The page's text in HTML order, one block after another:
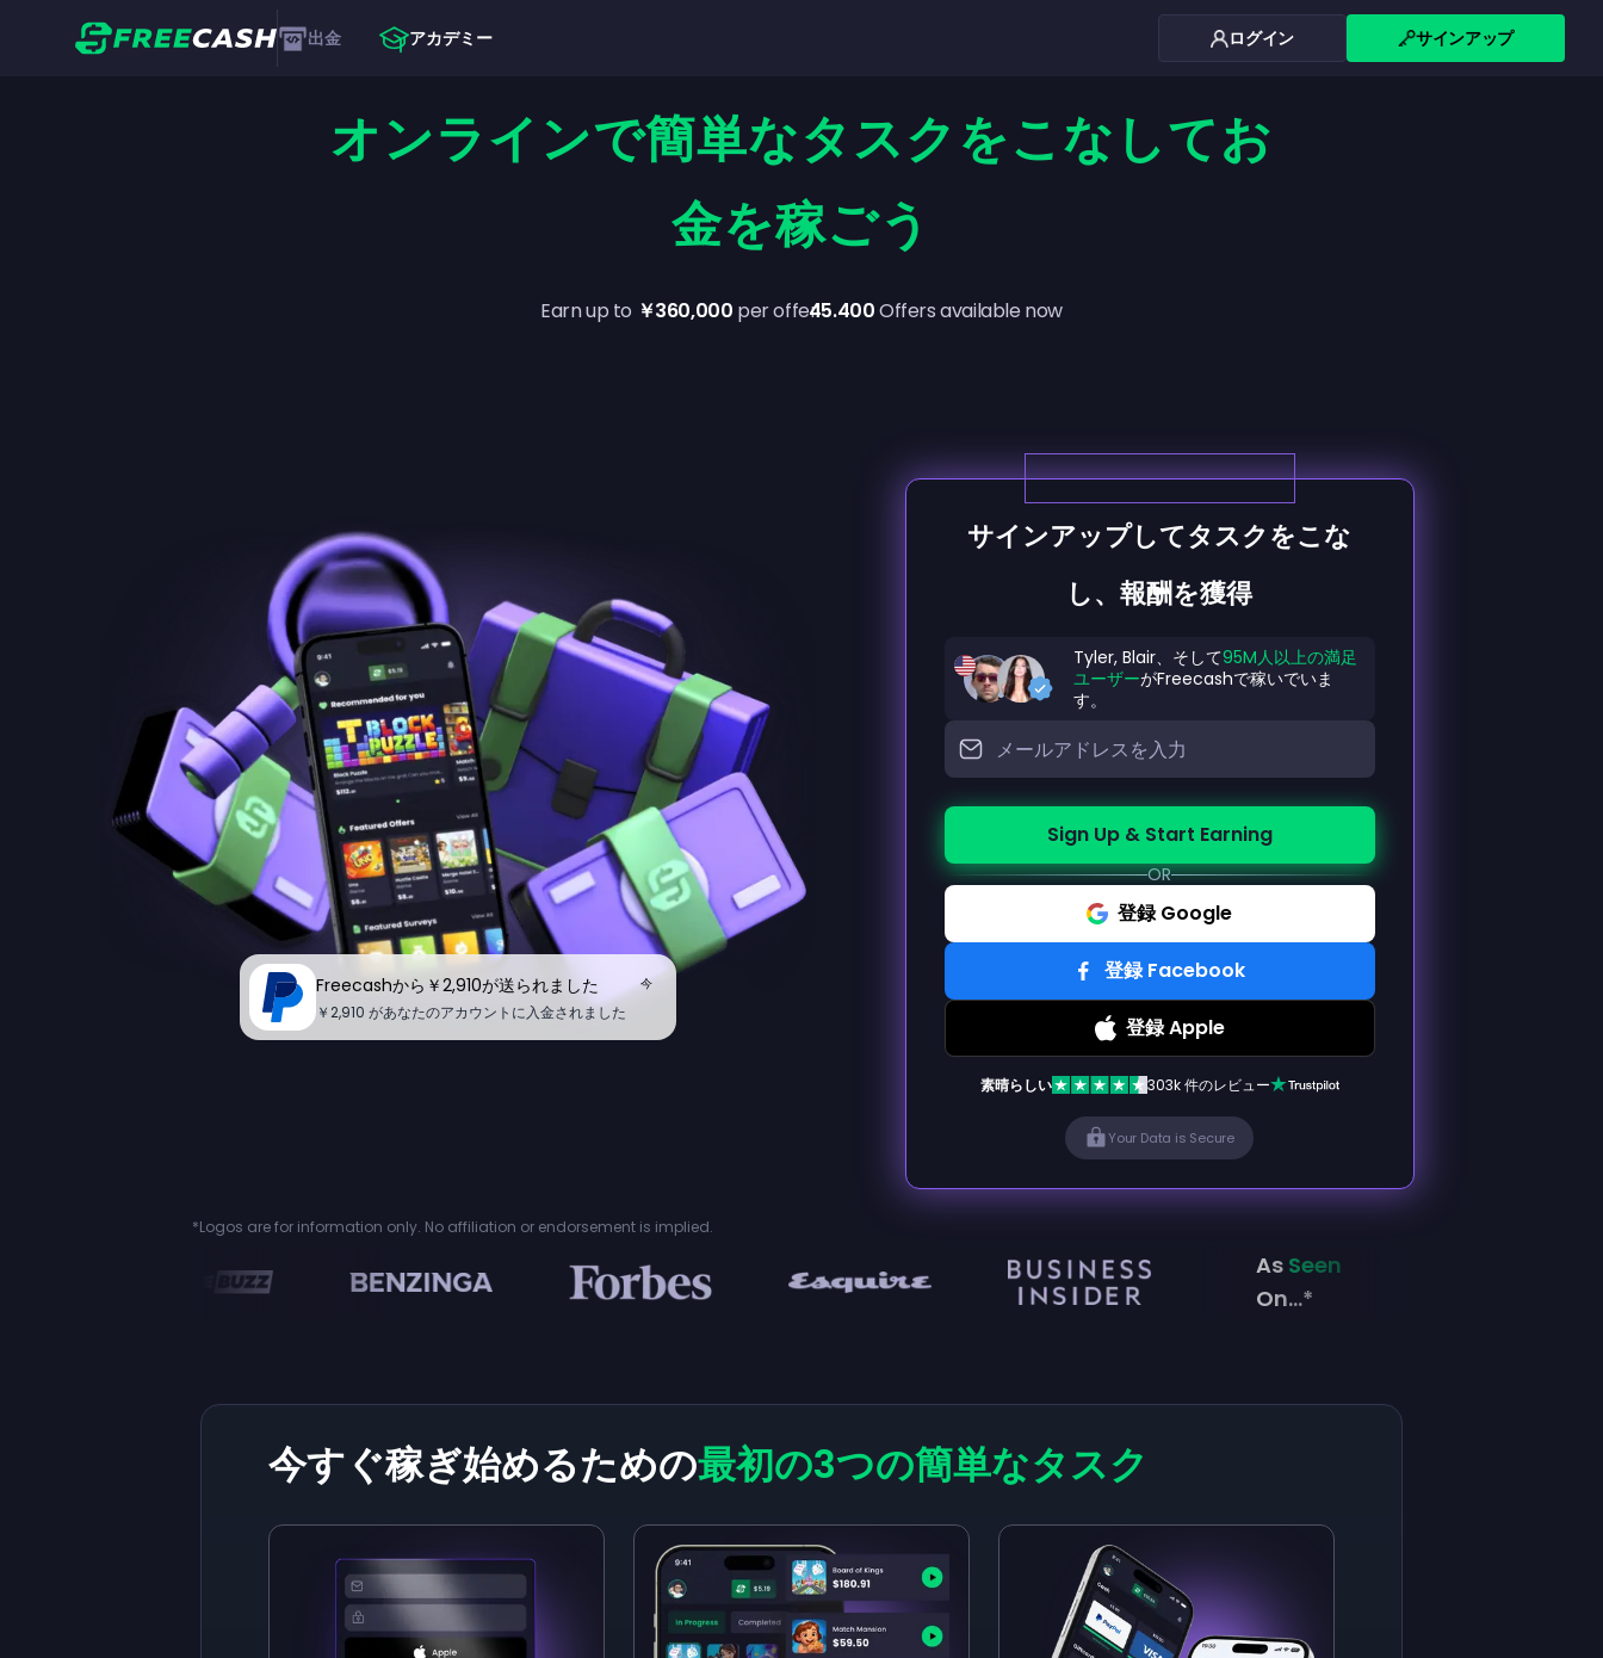
出金 アカデミー ログイン サインアップ
オンラインで簡単なタスクをこなしてお
金を稼ごう
Earn up to ￥360,000 per offer45.400Offers available now
Freecashから￥2,910が送られました
￥2,910 があなたのアカウントに入金されました
今
サインアップしてタスクをこな
し、報酬を獲得
Tyler, Blair、そして95M人以上の満足
ユーザーがFreecashで稼いでいま
す。
Sign Up & Start Earning
OR
登録 Google
登録 Facebook
登録 Apple
素晴らしい 303k 件のレビュー
Your Data is Secure
*Logos are for information only. No affiliation or endorsement is implied.
AsSeen
On...*
今すぐ稼ぎ始めるための最初の3つの簡単なタスク